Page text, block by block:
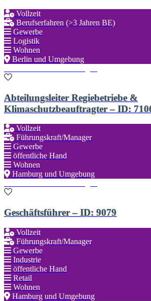
Vollzeit
Berufserfahren (>3 Jahren BE)
Gewerbe
Logistik
Wohnen
Berlin und Umgebung
Abteilungsleiter Regiebetriebe &
Klimaschutzbeauftragter – ID:
Vollzeit
Führungskraft/Manager
Gewerbe
öffentliche Hand
Wohnen
Hamburg und Umgebung
Geschäftsführer – ID: 9079
Vollzeit
Führungskraft/Manager
Gewerbe
Industrie
öffentliche Hand
Retail
Wohnen
Hamburg und Umgebung